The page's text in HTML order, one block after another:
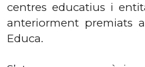
centres educatius i
anteriorment premiats
Educa.